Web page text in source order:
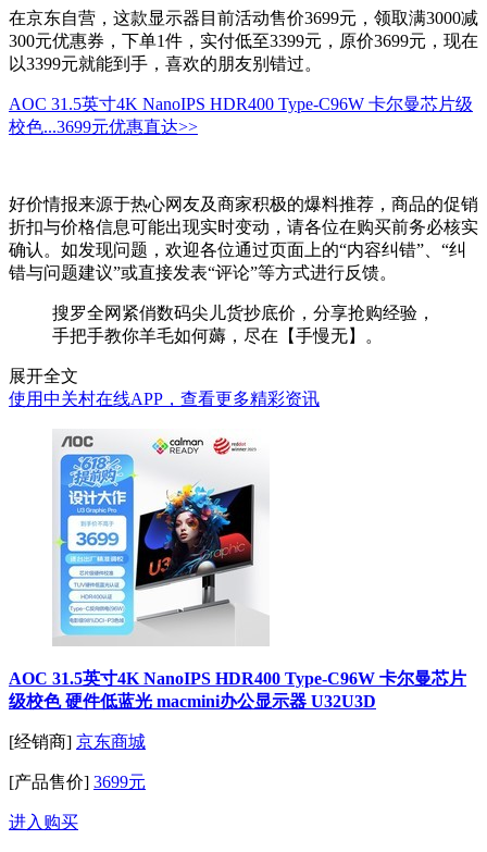
在京东自营，这款显示器目前活动售价3699元，领取满3000减
300元优惠券，下单1件，实付低至3399元，原价3699元，现在
以3399元就能到手，喜欢的朋友别错过。
AOC 31.5英寸4K NanoIPS HDR400 Type-C96W 卡尔曼芯片级
校色...3699元优惠直达>>
好价情报来源于热心网友及商家积极的爆料推荐，商品的促销
折扣与价格信息可能出现实时变动，请各位在购买前务必核实
确认。如发现问题，欢迎各位通过页面上的“内容纠错”、“纠
错与问题建议”或直接发表“评论”等方式进行反馈。
搜罗全网紧俏数码尖儿货抄底价，分享抢购经验，
手把手教你羊毛如何薅，尽在【手慢无】。
展开全文
使用中关村在线APP，查看更多精彩资讯
AOC 31.5英寸4K NanoIPS HDR400 Type-C96W 卡尔曼芯片
级校色 硬件低蓝光 macmini办公显示器 U32U3D
[经销商] 京东商城
[产品售价] 3699元
进入购买